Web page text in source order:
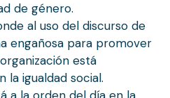
de género.
al uso del discurso de
engañosa para promover
está
igualdad social.